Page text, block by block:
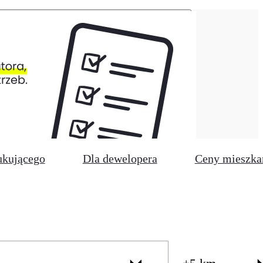
Dla dewelopera Ceny